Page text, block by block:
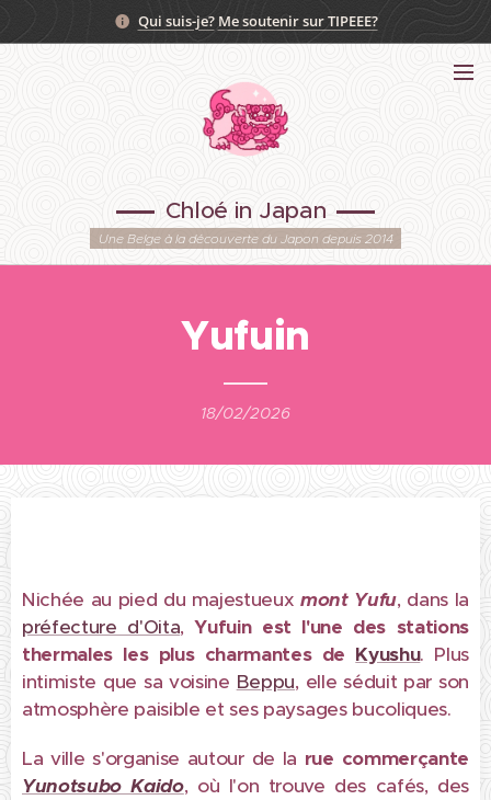
Qui suis-je? Me soutenir sur TIPEEE?
Chloé in Japan
Une Belge à la découverte du Japon depuis 2014
Yufuin
18/02/2026
Nichée au pied du majestueuxmont Yufu, dans la
préfecture d'Oita,Yufuin est l'une des stations
thermales les plus charmantes de Kyushu. Plus
intimiste que sa voisine Beppu, elle séduit par son
atmosphère paisible et ses paysages bucoliques.
La ville s'organise autour de la rue commerçante
Yunotsubo Kaido, où l'on trouve des cafés, des